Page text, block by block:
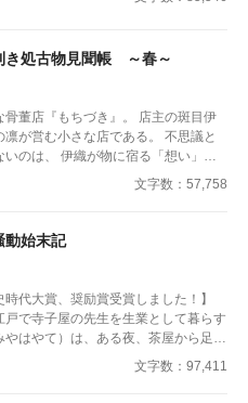
き処古物見聞帳 ～春～
骨董店『もちづき』。 店主の斑目伊
営む小さな店である。 不思議と
いのは、 伊織が物に宿る「想い」や
取れる、たぐいまれな観察眼を持って
問屋の久兵
、先代の深い愛と、家族の亀裂が刻
の麗人護
台に、物に宿る想いを丁寧に紡ぐ、
し人情譚。 平日にぼちぼち更新しま
はそっと閉じてネガティヴコメント
文字数：57,758
動始末記
時代大賞、奨励賞受賞しました！】
戸で寺子屋の先生を生業として暮らす
やはやて）は、ある夜、茶屋から足抜
と出会う。 紫音（しおん）という若
同生活が始まるのだが。 隼には胸
文字数：97,411